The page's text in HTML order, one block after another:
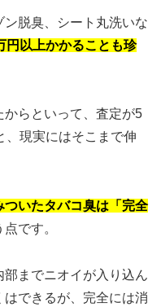
脱臭、シート丸洗いな
円以上かかることも珍
らといって、査定が5
、現実にはそこまで伸
ついたタバコ臭は「完全
点です。
までニオイが入り込ん
できるが、完全には消